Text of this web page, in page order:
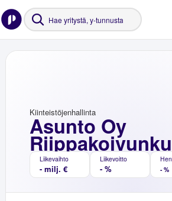
Asunto Oy
Kiinteistöjenhallinta
Liikevaihto
- milj. €
Liikevoitto
- %
- %